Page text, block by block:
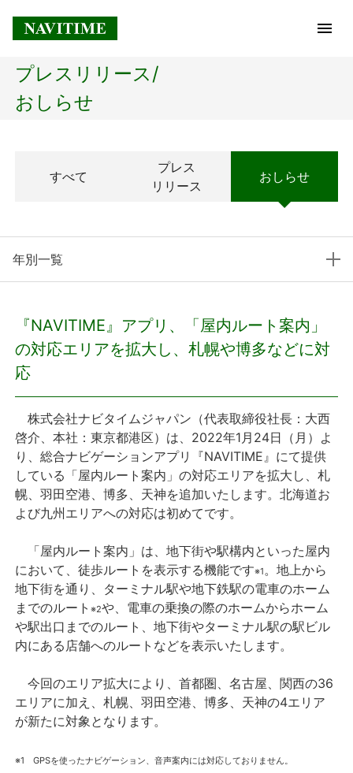
トップページ
経営理念
プレスリリース
おしらせ
サービス
個人向けサービス
法人向けサービス
採用情報
English
プレスリリース/
おしらせ
すべて
プレス
リリース
おしらせ
年別一覧
『NAVITIME』アプリ、「屋内ルート案内」
の対応エリアを拡大し、札幌や博多などに対
応
株式会社ナビタイムジャパン（代表取締役社長：大西
啓介、本社：東京都港区）は、2022年1月24日（月）よ
り、総合ナビゲーションアプリ『NAVITIME』にて提供
している「屋内ルート案内」の対応エリアを拡大し、札
幌、羽田空港、博多、天神を追加いたします。北海道お
よび九州エリアへの対応は初めてです。
「屋内ルート案内」は、地下街や駅構内といった屋内
において、徒歩ルートを表示する機能です※1。地上から
地下街を通り、ターミナル駅や地下鉄駅の電車のホーム
までのルート※2や、電車の乗換の際のホームからホーム
や駅出口までのルート、地下街やターミナル駅の駅ビル
内にある店舗へのルートなどを表示いたします。
今回のエリア拡大により、首都圏、名古屋、関西の36
エリアに加え、札幌、羽田空港、博多、天神の4エリア
が新たに対象となります。
※1 GPSを使ったナビゲーション、音声案内には対応しておりません。